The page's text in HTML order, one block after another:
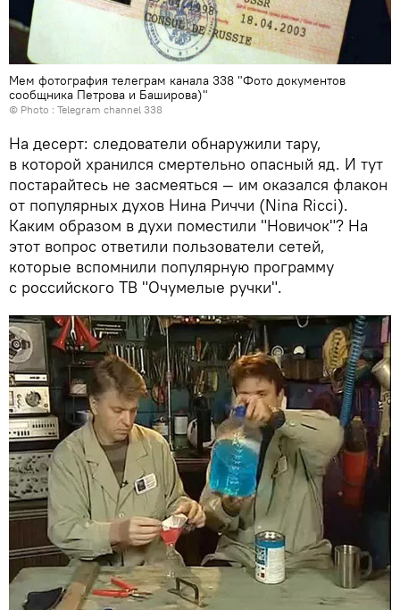
Мем фотография телеграм канала 338 "Фото документов
сообщника Петрова и Баширова)"
© Photo : Telegram channel 338
На десерт: следователи обнаружили тару,
в которой хранился смертельно опасный яд. И тут
постарайтесь не засмеяться — им оказался флакон
от популярных духов Нина Риччи (Nina Ricci).
Каким образом в духи поместили "Новичок"? На
этот вопрос ответили пользователи сетей,
которые вспомнили популярную программу
с российского ТВ "Очумелые ручки".